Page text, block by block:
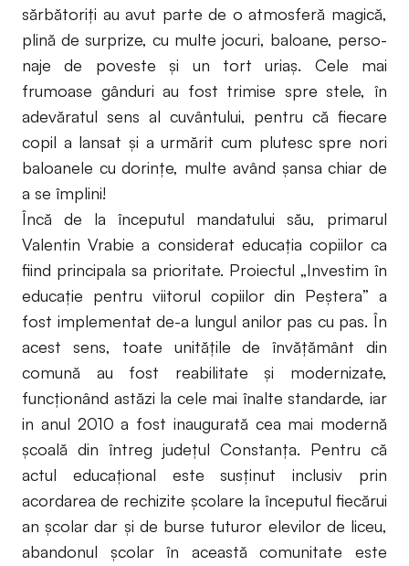
sărbătoriți au avut parte de o atmosferă magică,
plină de surprize, cu multe jocuri, baloane, perso-
naje de poveste și un tort uriaș. Cele mai
frumoase gânduri au fost trimise spre stele, în
adevăratul sens al cuvântului, pentru că fiecare
copil a lansat şi a urmărit cum plutesc spre nori
baloanele cu dorinţe, multe având şansa chiar de
a se împlini!
Încă de la începutul mandatului său, primarul
Valentin Vrabie a considerat educaţia copiilor ca
fiind principala sa prioritate. Proiectul „Investim în
educaţie pentru viitorul copiilor din Peştera” a
fost implementat de-a lungul anilor pas cu pas. În
acest sens, toate unităţile de învăţământ din
comună au fost reabilitate şi modernizate,
funcţionând astăzi la cele mai înalte standarde, iar
in anul 2010 a fost inaugurată cea mai modernă
şcoală din întreg judeţul Constanţa. Pentru că
actul educaţional este susţinut inclusiv prin
acordarea de rechizite şcolare la începutul fiecărui
an şcolar dar şi de burse tuturor elevilor de liceu,
abandonul şcolar în această comunitate este